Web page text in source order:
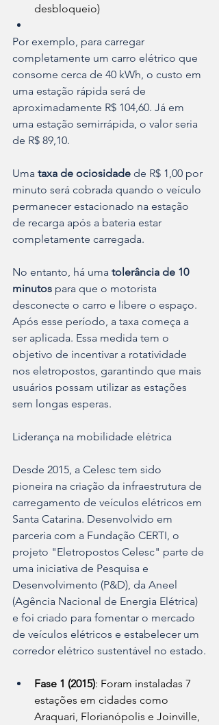
desbloqueio)
Por exemplo, para carregar
completamente um carro elétrico que
consome cerca de 40 kWh, o custo em
uma estação rápida será de
aproximadamente R$ 104,60. Já em
uma estação semirrápida, o valor seria
de R$ 89,10.
Uma taxa de ociosidade de R$ 1,00 por
minuto será cobrada quando o veículo
permanecer estacionado na estação
de recarga após a bateria estar
completamente carregada.
No entanto, há uma tolerância de 10
minutos para que o motorista
desconecte o carro e libere o espaço.
Após esse período, a taxa começa a
ser aplicada. Essa medida tem o
objetivo de incentivar a rotatividade
nos eletropostos, garantindo que mais
usuários possam utilizar as estações
sem longas esperas.
Liderança na mobilidade elétrica
Desde 2015, a Celesc tem sido
pioneira na criação da infraestrutura de
carregamento de veículos elétricos em
Santa Catarina. Desenvolvido em
parceria com a Fundação CERTI, o
projeto "Eletropostos Celesc" parte de
uma iniciativa de Pesquisa e
Desenvolvimento (P&D), da Aneel
(Agência Nacional de Energia Elétrica)
e foi criado para fomentar o mercado
de veículos elétricos e estabelecer um
corredor elétrico sustentável no estado.
Fase 1 (2015): Foram instaladas 7
estações em cidades como
Araquari, Florianópolis e Joinville,